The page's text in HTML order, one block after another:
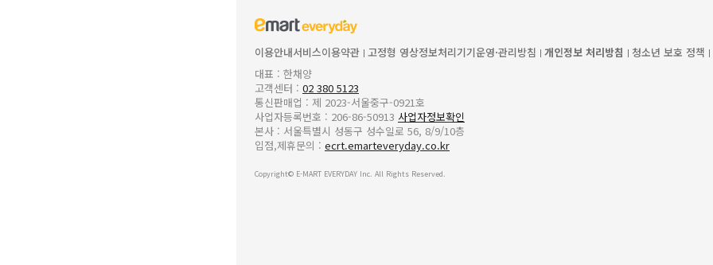
이용안내서비스이용약관 고정형 영상정보처리기기운영·관리방침 개인정보 처리방침
청소년 보호 정책
대표 : 한채양
고객센터 : 02 380 5123
통신판매업 : 제 2023-서울중구-0921호
사업자등록번호 : 206-86-50913 사업자정보확인
본사 : 서울특별시 성동구 성수일로 56, 8/9/10층
입점,제휴문의 : ecrt.emarteveryday.co.kr
Copyright© E-MART EVERYDAY Inc. All Rights Reserved.